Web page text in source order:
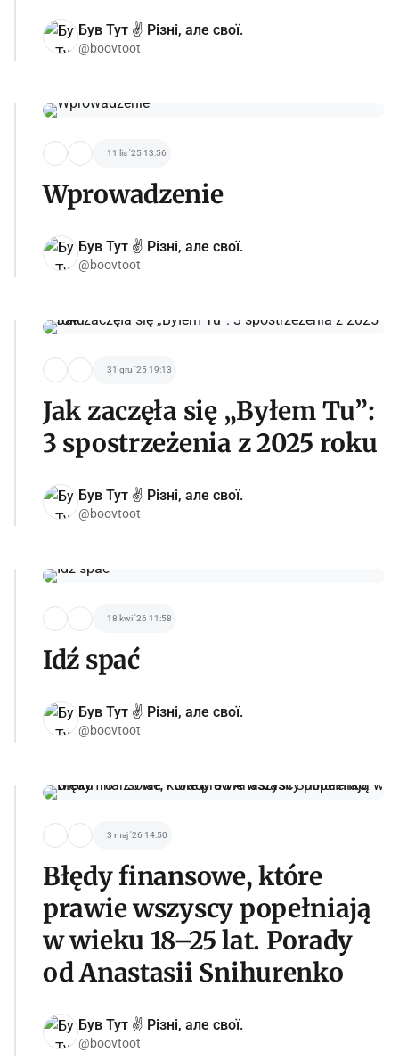
Був Тут ✌️ Різні, але свої.
@boovtoot
11 lis '25 13:56
Wprowadzenie
Був Тут ✌️ Різні, але свої.
@boovtoot
31 gru '25 19:13
Jak zaczęła się „Byłem Tu”:
3 spostrzeżenia z 2025 roku
Був Тут ✌️ Різні, але свої.
@boovtoot
18 kwi '26 11:58
Idź spać
Був Тут ✌️ Різні, але свої.
@boovtoot
3 maj '26 14:50
Błędy finansowe, które
prawie wszyscy popełniają
w wieku 18–25 lat. Porady
od Anastasii Snihurenko
Був Тут ✌️ Різні, але свої.
@boovtoot